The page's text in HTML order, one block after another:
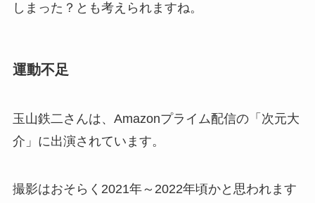
しまった？とも考えられますね。
運動不足
玉山鉄二さんは、Amazonプライム配信の「次元大
介」に出演されています。
撮影はおそらく2021年～2022年頃かと思われます